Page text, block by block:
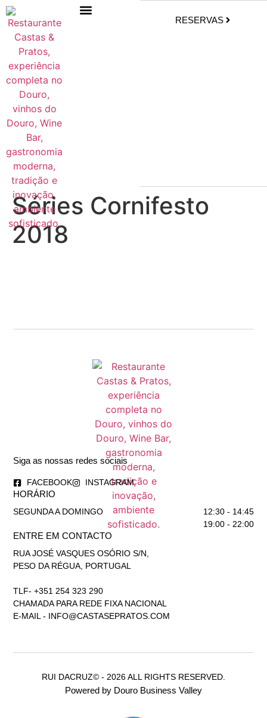
RESERVAS
Séries Cornifesto
2018
Siga as nossas redes sociais
FACEBOOK INSTAGRAM
HORÁRIO
SEGUNDA A DOMINGO
12:30 - 14:45
19:00 - 22:00
ENTRE EM CONTACTO
RUA JOSÉ VASQUES OSÓRIO S/N,
PESO DA RÉGUA, PORTUGAL
TLF- +351 254 323 290
CHAMADA PARA REDE FIXA NACIONAL
E-MAIL - INFO@CASTASEPRATOS.COM
RUI DACRUZ© - 2026 ALL RIGHTS RESERVED.
Powered by Douro Business Valley